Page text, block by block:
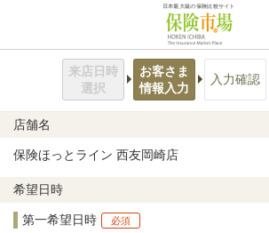
日本最大級の保険比較サイト
来店日時
選択
お客さま
情報入力
入力確認
店舗名
保険ほっとライン 西友岡崎店
希望日時
第一希望日時 必須